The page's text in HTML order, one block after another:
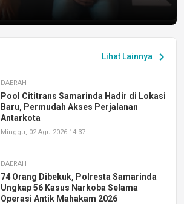
Lihat Lainnya chevron_right
DAERAH
Pool Cititrans Samarinda Hadir di Lokasi
Baru, Permudah Akses Perjalanan
Antarkota
Minggu, 02 Agu 2026 14:37
DAERAH
74 Orang Dibekuk, Polresta Samarinda
Ungkap 56 Kasus Narkoba Selama
Operasi Antik Mahakam 2026